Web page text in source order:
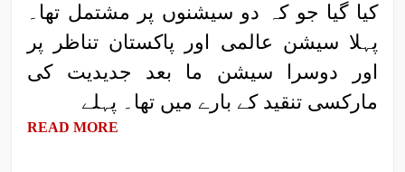
کیا گیا جو کہ دو سیشنوں پر مشتمل تھا۔
پہلا سیشن عالمی اور پاکستان تناظر پر
اور دوسرا سیشن ما بعد جدیدیت کی
مارکسی تنقید کے بارے میں تھا۔ پہلے
READ MORE